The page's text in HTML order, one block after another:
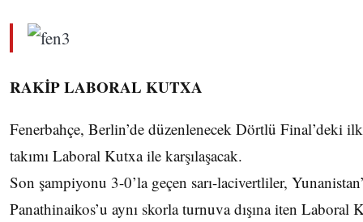
RAKİP LABORAL KUTXA
Fenerbahçe, Berlin’de düzenlenecek Dörtlü Final’deki
takımı Laboral Kutxa ile karşılaşacak.
Son şampiyonu 3-0’la geçen sarı-lacivertliler,
Panathinaikos’u aynı skorla turnuva dışına iten